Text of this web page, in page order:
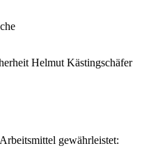
Helmut Kästingschäfer
gewährleistet: